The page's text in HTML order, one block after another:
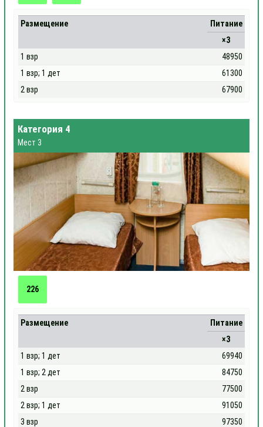
Размещение
Питание
×3
1 взр
48950
1 взр; 1 дет
61300
2 взр
67900
Категория 4
Мест 3
226
Размещение
Питание
×3
1 взр; 1 дет
69940
1 взр; 2 дет
84750
2 взр
77500
2 взр; 1 дет
91050
3 взр
97350